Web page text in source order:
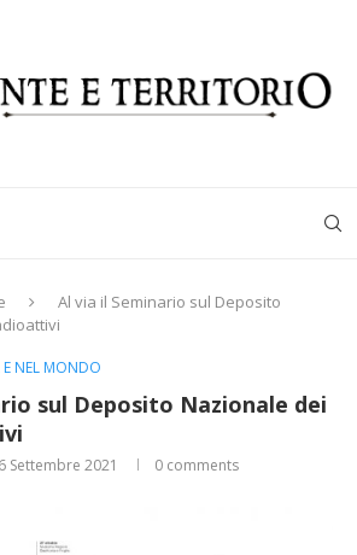
Al via il Seminario sul Deposito
NEL MONDO
sul Deposito Nazionale dei
Settembre 2021 0 comments